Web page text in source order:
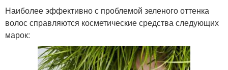
Наиболее эффективно с проблемой зеленого оттенка
волос справляются косметические средства следующих
марок: